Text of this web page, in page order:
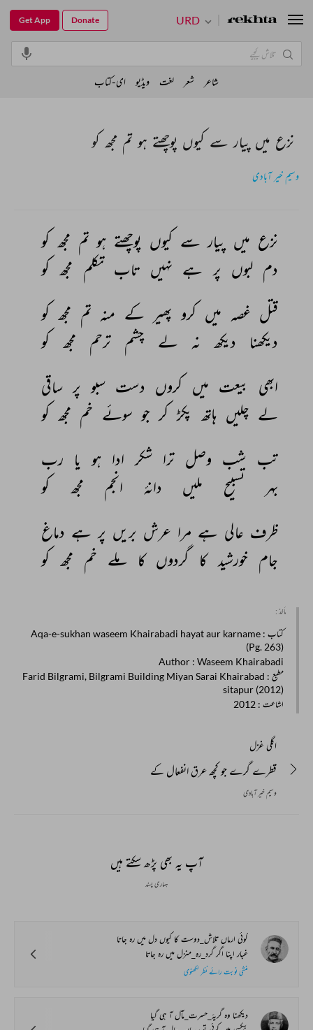
نزع میں پیار سے کیوں پوچھتے ہو تم مجھ کو
وسیم خیر آبادی
نزع میں پیار سے کیوں پوچھتے ہو تم مجھ کو
دم لبوں پر ہے نہیں تاب تکلم مجھ کو
قتل غصہ میں کرو پھیر کے منہ تم مجھ کو
دیکھنا
دیکھ نہ لے چشم ترحم مجھ
کو
ابھی
بیعت میں کروں دست سبو پر ساقی
لے چلیں ہاتھ پکڑ کر جو سوئے خم مجھ کو
تب شب وصل ترا شکر ادا ہو یا رب
بہر
تسبیح ملیں دانۂ انجم مجھ
کو
ظرف عالی ہے مرا عرش بریں پر ہے دماغ
جام خورشید کا گردوں کا ملے خم مجھ کو
مأخذ :
کتاب : Aqa-e-sukhan waseem Khairabadi hayat aur karname
(Pg. 263)
Author : Waseem Khairabadi
مطبع
: Farid Bilgrami, Bilgrami Building Miyan Sarai Khairabad
sitapur (2012)
اشاعت : 2012
اگلی غزل
قطرے گرے جو کچھ عرق انفعال کے
وسیم خیر آبادی
آپ یہ بھی پڑھ سکتے ہیں
ہماری پسند
کوئی ارماں تلاش_دوست کا کیوں دل میں رہ جاتا
غبار اپنا اگر گرد_رہ_منزل میں رہ جاتا
منشی نوبت رائے نظر لکھنوی
دیکھنا وہ گریۂ_حسرت_مآل آ ہی گیا
URD
Get App Donate
شاعر شعر لغت ویڈیو ای-کتاب